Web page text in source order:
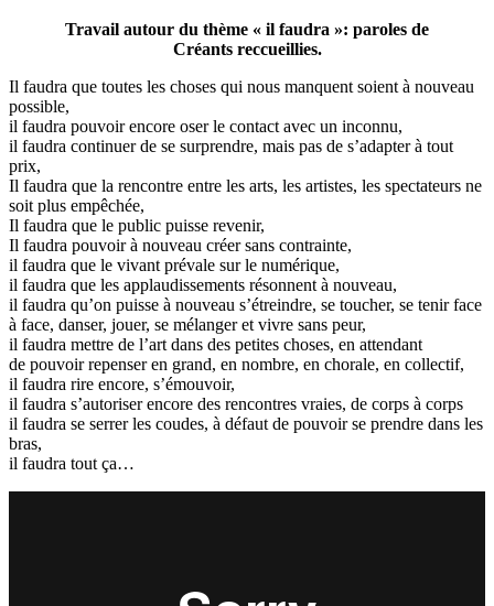
Travail autour du thème « il faudra »: paroles de
Créants reccueillies.
Il faudra que toutes les choses qui nous manquent soient à nouveau
possible,
il faudra pouvoir encore oser le contact avec un inconnu,
il faudra continuer de se surprendre, mais pas de s’adapter à tout
prix,
Il faudra que la rencontre entre les arts, les artistes, les spectateurs ne
soit plus empêchée,
Il faudra que le public puisse revenir,
Il faudra pouvoir à nouveau créer sans contrainte,
il faudra que le vivant prévale sur le numérique,
il faudra que les applaudissements résonnent à nouveau,
il faudra qu’on puisse à nouveau s’étreindre, se toucher, se tenir face
à face, danser, jouer, se mélanger et vivre sans peur,
il faudra mettre de l’art dans des petites choses, en attendant
de pouvoir repenser en grand, en nombre, en chorale, en collectif,
il faudra rire encore, s’émouvoir,
il faudra s’autoriser encore des rencontres vraies, de corps à corps
il faudra se serrer les coudes, à défaut de pouvoir se prendre dans les
bras,
il faudra tout ça…